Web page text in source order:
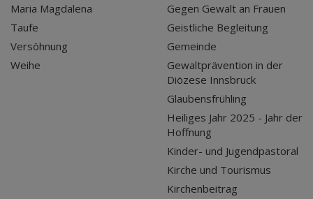
Maria Magdalena
Taufe
Versöhnung
Weihe
Gegen Gewalt an Frauen
Geistliche Begleitung
Gemeinde
Gewaltprävention in der
Diözese Innsbruck
Glaubensfrühling
Heiliges Jahr 2025 - Jahr der
Hoffnung
Kinder- und Jugendpastoral
Kirche und Tourismus
Kirchenbeitrag